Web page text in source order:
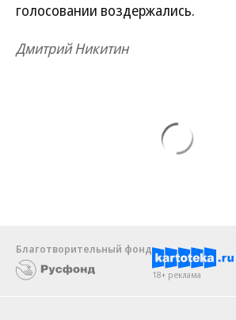
голосовании воздержались.
Дмитрий Никитин
Благотворительный фонд
18+ реклама